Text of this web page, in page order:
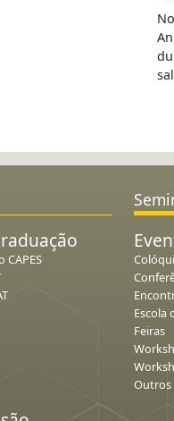
CAPES
Escola
Feiras
Outros